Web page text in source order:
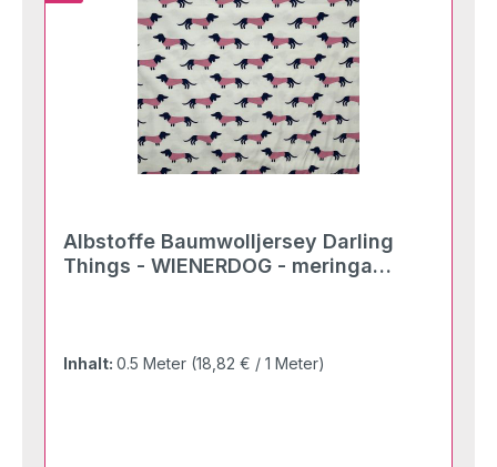
Albstoffe Baumwolljersey Darling
Things - WIENERDOG - meringa
Inhalt: 0.5 Meter (18,82 € / 1 Meter)